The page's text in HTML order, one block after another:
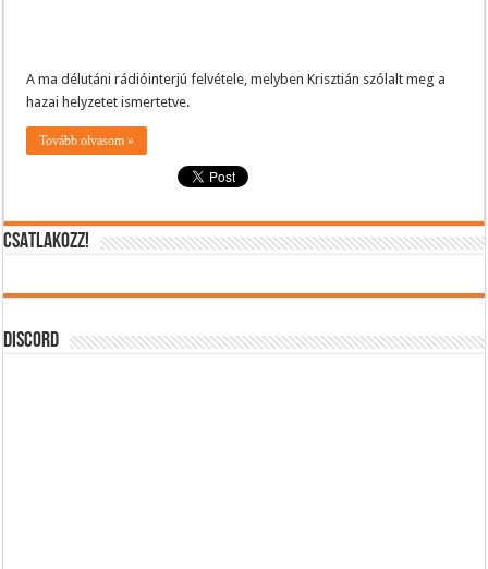
A ma délutáni rádióinterjú felvétele, melyben Krisztián szólalt meg a
hazai helyzetet ismertetve.
Tovább olvasom »
CSATLAKOZZ!
DISCORD